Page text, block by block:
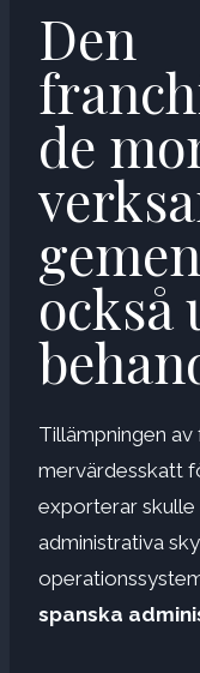
Den
de
också
Tillämpningen av
mervärdesskatt
exporterar skulle
administrativa
spanska